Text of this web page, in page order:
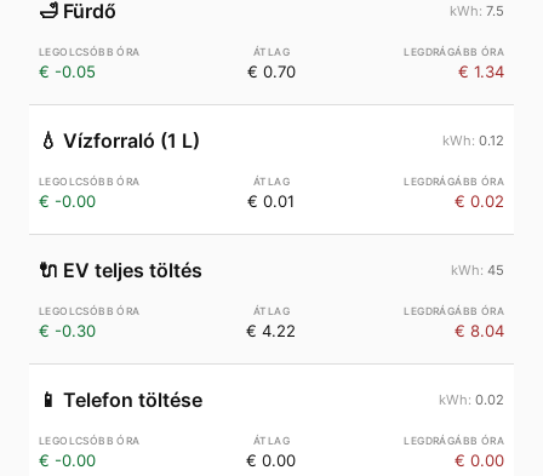
🛁 Fürdő 7.5
€ -0.05 € 0.70 € 1.34
💧 Vízforraló (1 L) 0.12
€ -0.00 € 0.01 € 0.02
🔌 EV teljes töltés 45
€ -0.30 € 4.22 € 8.04
📱 Telefon töltése 0.02
€ -0.00 € 0.00 € 0.00